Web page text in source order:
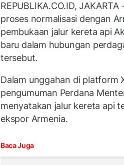
REPUBLIKA.CO.ID,
proses normalisasi dengan
pembukaan jalur kereta api
baru dalam hubungan
tersebut.
Dalam unggahan di platform
pengumuman Perdana
menyatakan jalur kereta api
ekspor Armenia.
Baca Juga